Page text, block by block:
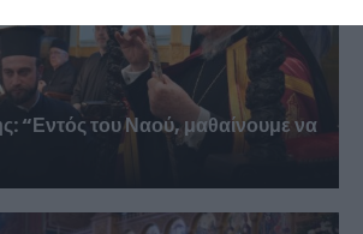
“Εντός του Ναού, μαθαίνουμε να